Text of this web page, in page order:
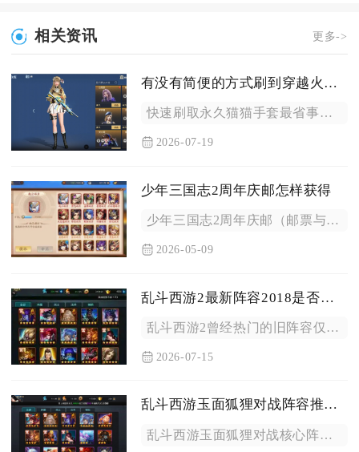
相关资讯 更多->
有没有简便的方式刷到穿越火线手游猫猫手套
快速刷取永久猫猫手套最省事的组合方案为常驻跳跳乐心跳工厂碎片...
2026-07-19
少年三国志2周年庆邮怎样获得
少年三国志2周年庆邮（邮票与邮分）主要通过参与周年庆专属“逆...
2026-05-09
乱斗西游2最新阵容2018是否适合多人对战
乱斗西游2曾经热门的旧阵容仅适合低分段娱乐型多人对战，高分段...
2026-07-15
乱斗西游玉面狐狸对战阵容推荐吗
乱斗西游玉面狐狸对战核心阵容推荐为玉面狐狸+海若+金翅大鹏，...